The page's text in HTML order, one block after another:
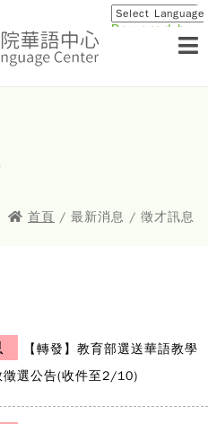
Powered by
首頁 / 最新消息 / 徵才訊息
【轉發】教育部選送華語教學
徵選公告(收件至2/10)